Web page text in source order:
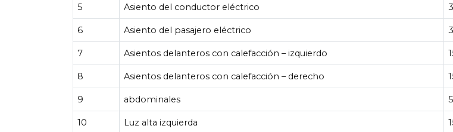
5 Asiento del conductor eléctrico
6 Asiento del pasajero eléctrico
7 Asientos delanteros con calefacción – izquierdo
8 Asientos delanteros con calefacción – derecho
9 abdominales 5
10 Luz alta izquierda